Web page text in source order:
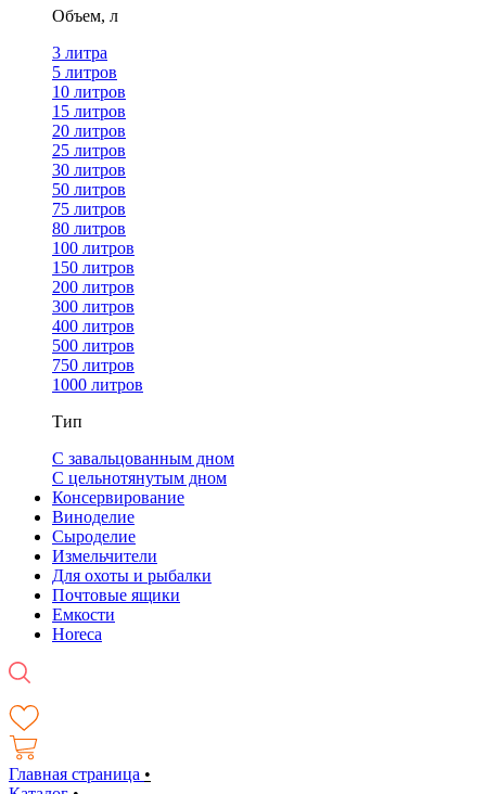
Объем, л
3 литра
5 литров
10 литров
15 литров
20 литров
25 литров
30 литров
50 литров
75 литров
80 литров
100 литров
150 литров
200 литров
300 литров
400 литров
500 литров
750 литров
1000 литров
Тип
С завальцованным дном
С цельнотянутым дном
Консервирование
Виноделие
Сыроделие
Измельчители
Для охоты и рыбалки
Почтовые ящики
Емкости
Horeca
Главная страница •